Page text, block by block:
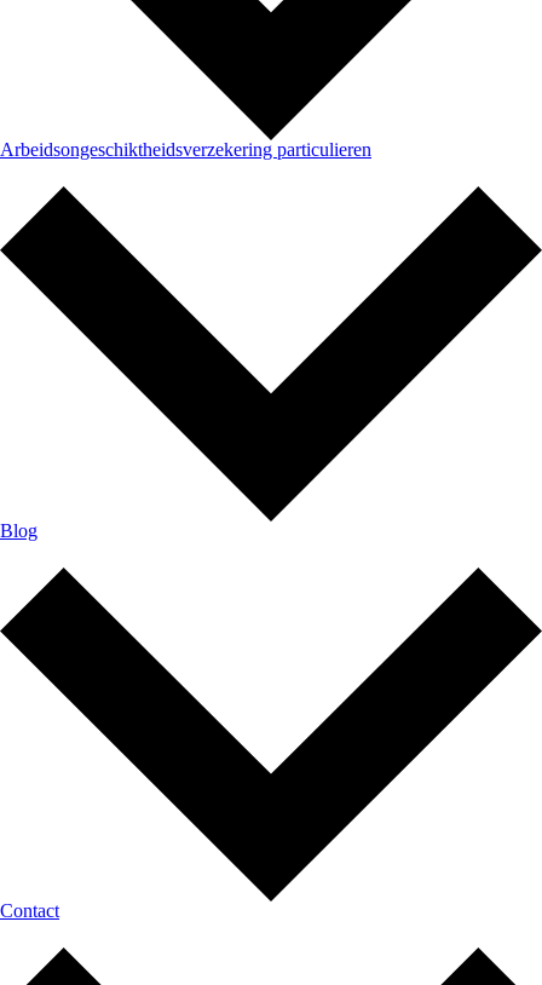
Arbeidsongeschiktheidsverzekering particulieren
Blog
Contact